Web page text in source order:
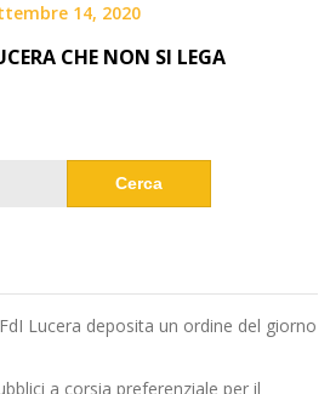
14, 2020
CHE NON SI LEGA
Lucera deposita un ordine del giorno
a corsia preferenziale per il